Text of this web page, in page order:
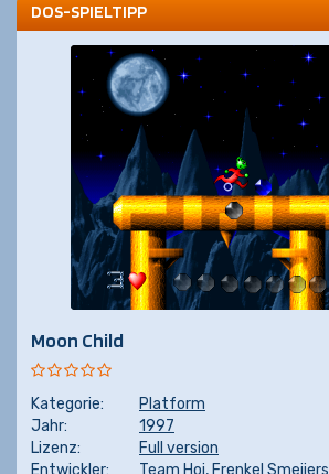
DOS-SPIELTIPP
Moon Child
Kategorie:
Platform
Jahr:
1997
Lizenz:
Full version
Entwickler:
Team Hoi, Frenkel Smeijers